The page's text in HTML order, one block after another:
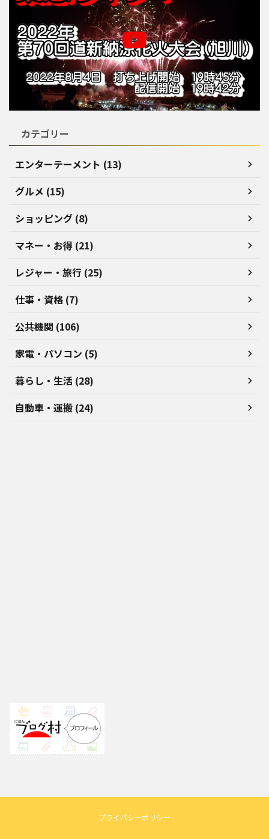
カテゴリー
エンターテーメント (13)
グルメ (15)
ショッピング (8)
マネー・お得 (21)
レジャー・旅行 (25)
仕事・資格 (7)
公共機関 (106)
家電・パソコン (5)
暮らし・生活 (28)
自動車・運搬 (24)
プライバシーポリシー